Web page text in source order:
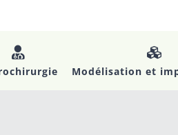
Modélisation et